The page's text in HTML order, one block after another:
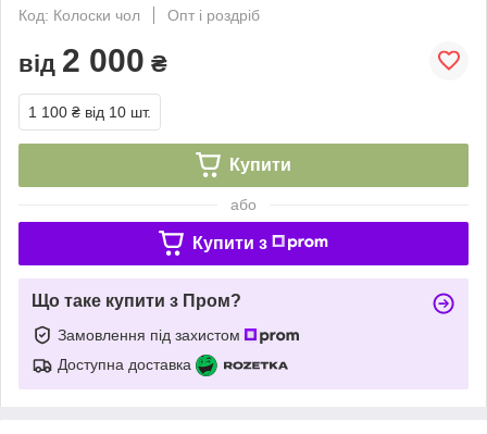
Код: Колоски чол
Опт і роздріб
від 2 000 ₴
1 100 ₴ від 10 шт.
Купити
або
Купити з
Що таке купити з Пром?
Замовлення під захистом
Доступна доставка